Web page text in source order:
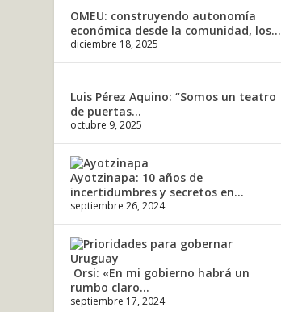
OMEU: construyendo autonomía
económica desde la comunidad, los...
diciembre 18, 2025
Luis Pérez Aquino: “Somos un teatro
de puertas...
octubre 9, 2025
Ayotzinapa: 10 años de
incertidumbres y secretos en...
septiembre 26, 2024
Orsi: «En mi gobierno habrá un
rumbo claro...
septiembre 17, 2024